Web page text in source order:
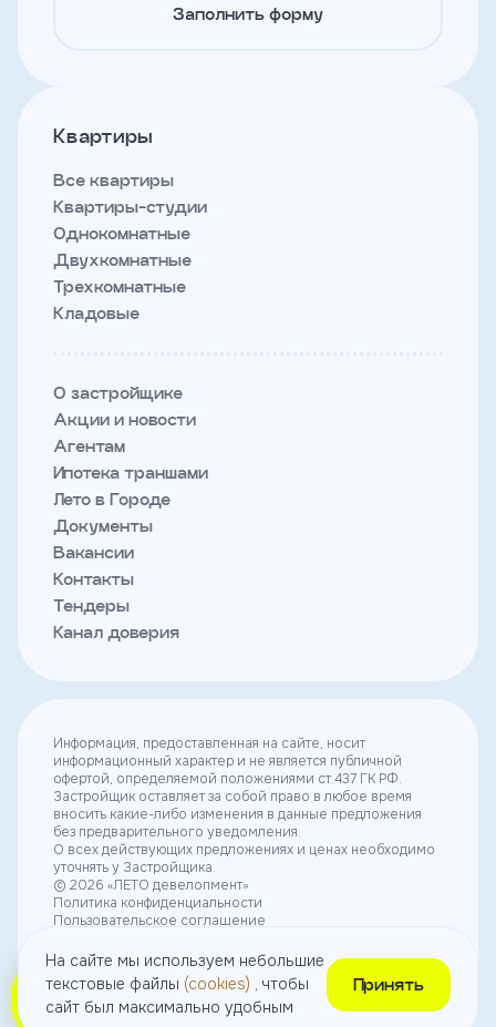
Выбрать
Заполнить форму
Квартиры
Все квартиры
Квартиры-студии
Однокомнатные
Двухкомнатные
Трехкомнатные
Кладовые
О застройщике
Акции и новости
Агентам
Ипотека траншами
Лето в Городе
Документы
Вакансии
Контакты
Тендеры
Канал доверия
Информация, предоставленная на сайте, носит
информационный характер и не является публичной
офертой, определяемой положениями ст.437 ГК РФ.
Застройщик оставляет за собой право в любое время
вносить какие-либо изменения в данные предложения
без предварительного уведомления.
О всех действующих предложениях и ценах необходимо
уточнять у Застройщика.
© 2026 «ЛЕТО девелопмент»
Политика конфиденциальности
Пользовательское соглашение
Согласие на использование небольших текстовых
файлов (cookies)
На сайте мы используем небольшие
текстовые файлы (cookies) , чтобы
сайт был максимально удобным
Принять